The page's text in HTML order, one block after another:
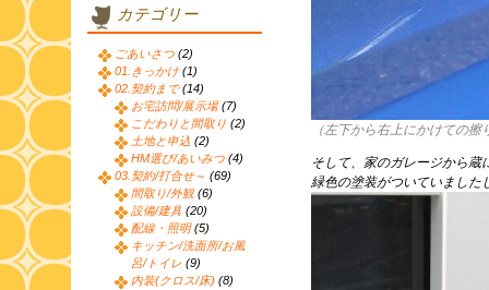
（左下から右上にかけての擦
そして、家のガレージから蔵
緑色の塗装がついていました
カテゴリー
ごあいさつ (2)
01.きっかけ (1)
02.契約まで(14)
お宅訪問/展示場(7)
こだわりと間取り (2)
土地と申込 (2)
HM選び/あいみつ (4)
03.契約/打合せ～ (69)
間取り/外観 (6)
設備/建具 (20)
配線・照明(5)
キッチン/洗面所/お風
呂/トイレ (9)
内装(クロス/床) (8)